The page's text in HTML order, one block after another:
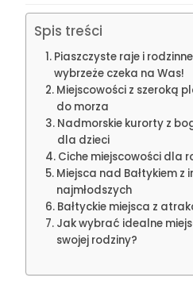
Spis treści
Piaszczyste raje i
wybrzeże czeka na Was!
Miejscowości z szeroką
do morza
Nadmorskie kurorty z
dla dzieci
Ciche miejscowości dla
Miejsca nad Bałtykiem
najmłodszych
Bałtyckie miejsca z
Jak wybrać idealne
swojej rodziny?